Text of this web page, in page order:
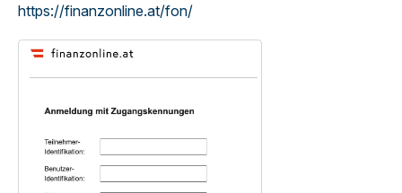
https://finanzonline.at/fon/